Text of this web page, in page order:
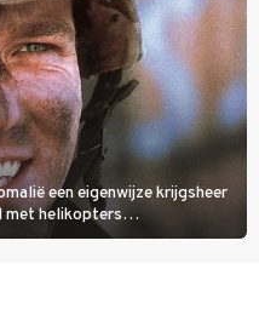
een eigenwijze krijgsheer
met helikopters